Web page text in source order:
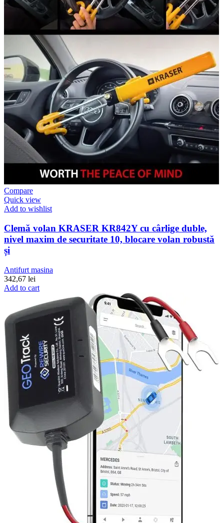
Compare
Quick view
Add to wishlist
Clemă volan KRASER KR842Y cu cârlige duble,
nivel maxim de securitate 10, blocare volan robustă
și
Antifurt masina
342,67 lei
Add to cart